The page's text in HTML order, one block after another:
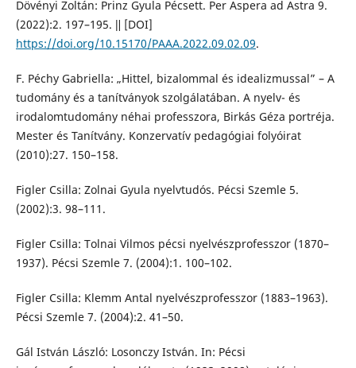
Dövényi Zoltán: Prinz Gyula Pécsett. Per Aspera ad Astra 9.
(2022):2. 197–195. ǁ [DOI]
https://doi.org/10.15170/PAAA.2022.09.02.09.
F. Péchy Gabriella: „Hittel, bizalommal és idealizmussal” – A
tudomány és a tanítványok szolgálatában. A nyelv- és
irodalomtudomány néhai professzora, Birkás Géza portréja.
Mester és Tanítvány. Konzervatív pedagógiai folyóirat
(2010):27. 150–158.
Figler Csilla: Zolnai Gyula nyelvtudós. Pécsi Szemle 5.
(2002):3. 98–111.
Figler Csilla: Tolnai Vilmos pécsi nyelvészprofesszor (1870–
1937). Pécsi Szemle 7. (2004):1. 100–102.
Figler Csilla: Klemm Antal nyelvészprofesszor (1883–1963).
Pécsi Szemle 7. (2004):2. 41–50.
Gál István László: Losonczy István. In: Pécsi